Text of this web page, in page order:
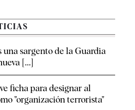
una sargento de la Guardia
[...]
ficha para designar al
"organización terrorista"